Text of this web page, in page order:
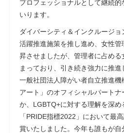
プロフェッショナルとして継続的
いります。
ダイバーシティ＆インクルージ
活躍推進施策を推し進め、女性管
昇させましたが、管理者に占め
まっており、引き続き強力に推
一般社団法人障がい者自立推進
アート」のオフィシャルパート
か、LGBTQ+に対する理解を深め
「PRIDE指標2022」において最
賞いたしました。今年も誰もが